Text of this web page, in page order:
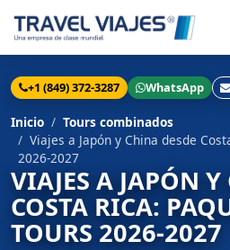
+1 (849) 372-3287 WhatsApp
Inicio
Tours combinados
Viajes a Japón y China desde
2026-2027
VIAJES A JAPÓN
COSTA RICA:
TOURS 2026-2027